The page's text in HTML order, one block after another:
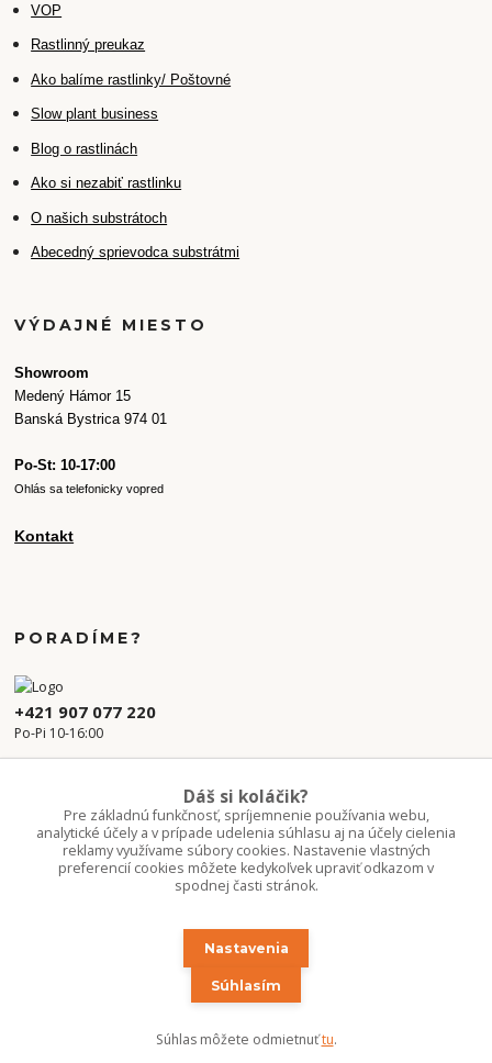
VOP
Rastlinný preukaz
Ako balíme rastlinky/ Poštovné
Slow plant business
Blog o rastlinách
Ako si nezabiť rastlinku
O našich substrátoch
Abecedný sprievodca substrátmi
VÝDAJNÉ MIESTO
Showroom
Medený Hámor 15
Banská Bystrica 974 01
Po-St: 10-17:00
Ohlás sa telefonicky vopred
Kontakt
PORADÍME?
+421 907 077 220
Po-Pi 10-16:00
Upravit sběr cookies.
Vytvorené na
Eshop-rychlo.sk
Dáš si koláčik?
Pre základnú funkčnosť, spríjemnenie používania webu,
analytické účely a v prípade udelenia súhlasu aj na účely cielenia
reklamy využívame súbory cookies. Nastavenie vlastných
preferencií cookies môžete kedykoľvek upraviť odkazom v
spodnej časti stránok.
Nastavenia
Súhlasím
Súhlas môžete odmietnuťtu.